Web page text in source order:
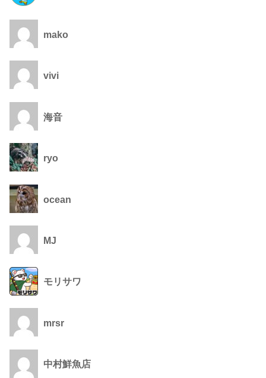
mako
vivi
海音
ryo
ocean
MJ
モリサワ
mrsr
中村鮮魚店